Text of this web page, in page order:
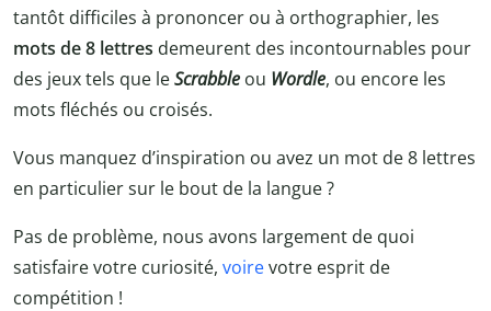
tantôt difficiles à prononcer ou à orthographier, les
mots de 8 lettres demeurent des incontournables pour
des jeux tels que leScrabble ou Wordle, ou encore les
mots fléchés ou croisés.
Vous manquez d’inspiration ou avez un mot de 8 lettres
en particulier sur le bout de la langue ?
Pas de problème, nous avons largement de quoi
satisfaire votre curiosité, voirevotre esprit de
compétition !